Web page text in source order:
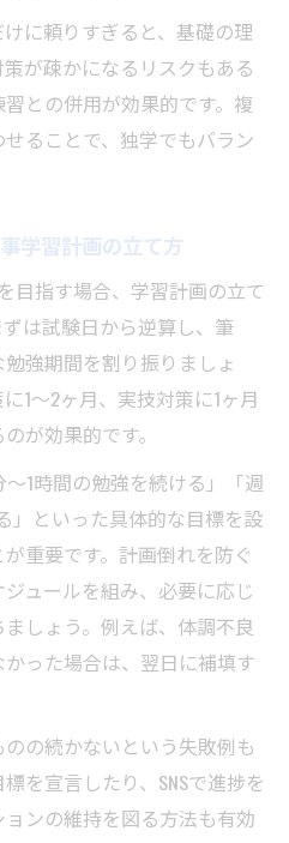
に頼りすぎると、基礎の理
が疎かになるリスクもある
との併用が効果的です。複
ることで、独学でもバラン
学習計画の立て方
目指す場合、学習計画の立て
は試験日から逆算し、筆
強期間を割り振りましょ
1〜2ヶ月、実技対策に1ヶ月
が効果的です。
1時間の勉強を続ける」「週
」といった具体的な目標を設
重要です。計画倒れを防ぐ
ュールを組み、必要に応じ
しょう。例えば、体調不良
った場合は、翌日に補填す
の続かないという失敗例も
を宣言したり、SNSで進捗を
ンの維持を図る方法も有効